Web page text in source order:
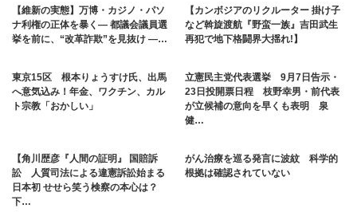
【維新の実態】万博・カジノ・パソ
ナ利権の正体を暴く― 都議会議員選
挙を前に、“改革詐欺”を見抜け ―…
【カンボジアのリクルーター 掛け子
など斡旋渡航『野蛮一族』吉田武生
再犯で地下格闘界大揺れ!】
東京15区 根本りょうすけ氏、出馬
へ意気込み！年金、ワクチン、カル
ト宗教「おかしい」
立憲民主党代表選挙 9月7日告示・
23日投開票日程 枝野幸男・前代表
が立候補の意向を早くも表明 泉
健…
【角川歴彦『人間の証明』 国賠訴
訟 人質司法による違憲訴訟始まる
日本初 せせら笑う検察の本心は？
下…
がん治療を巡る発言に波紋 科学的
根拠は確認されていない